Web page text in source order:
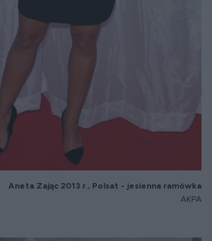
Aneta Zając 2013 r., Polsat - jesienna ramówka
AKPA